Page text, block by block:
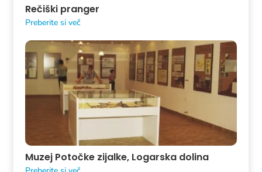
Rečiški pranger
Preberite si več
Muzej Potočke zijalke, Logarska dolina